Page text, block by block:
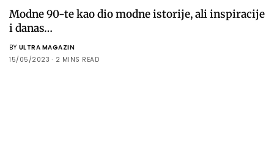
Modne 90-te kao dio modne istorije, ali inspiracije
i danas…
BY ULTRA MAGAZIN
15/05/2023
2 MINS READ